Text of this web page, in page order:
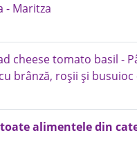
- Maritza
cheese tomato basil -
brânză, roșii și busuioc
alimentele din